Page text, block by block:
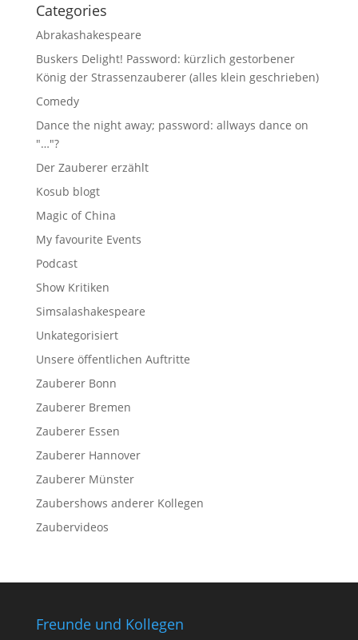
Categories
Abrakashakespeare
Buskers Delight! Password: kürzlich gestorbener
König der Strassenzauberer (alles klein geschrieben)
Comedy
Dance the night away; password: allways dance on
"…"?
Der Zauberer erzählt
Kosub blogt
Magic of China
My favourite Events
Podcast
Show Kritiken
Simsalashakespeare
Unkategorisiert
Unsere öffentlichen Auftritte
Zauberer Bonn
Zauberer Bremen
Zauberer Essen
Zauberer Hannover
Zauberer Münster
Zaubershows anderer Kollegen
Zaubervideos
Freunde und Kollegen